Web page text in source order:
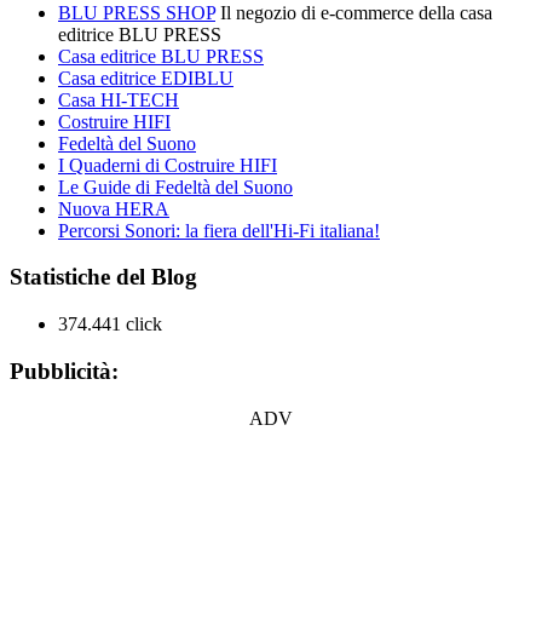
BLU PRESS SHOPIl negozio di e-commerce della casa
editrice BLU PRESS
Casa editrice BLU PRESS
Casa editrice EDIBLU
Casa HI-TECH
Costruire HIFI
Fedeltà del Suono
I Quaderni di Costruire HIFI
Le Guide di Fedeltà del Suono
Nuova HERA
Percorsi Sonori: la fiera dell'Hi-Fi italiana!
Statistiche del Blog
374.441 click
Pubblicità:
ADV